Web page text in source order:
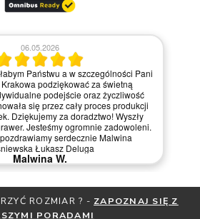
06.05.2026
Państwu a w szczególności Pani
podziękować za świetną
podejście oraz życzliwość
się przez cały proces produkcji
Dziękujemy za doradztwo! Wyszły
Jesteśmy ogromnie zadowoleni.
serdecznie Malwina
Łukasz Deluga
Malwina W.
OTRZYMAJ BEZPŁATNĄ MIARKĘ
ZNIŻKIZAPISZ SIĘ DO